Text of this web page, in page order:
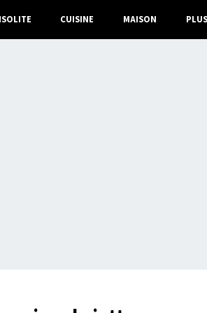
CUISINE MAISON PLUS